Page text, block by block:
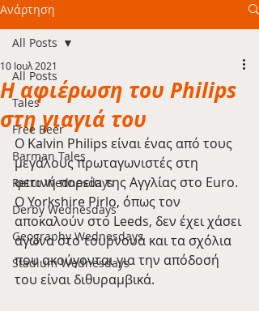
Ανάρτηση
All Posts
Tales
Free Beer
Barman Tales
Retro Wednesdays
Derby Wednesdays
Geography Wednesdays
Stadium Wednesdays
All Posts
Η αφιέρωση του Philips
στη γιαγιά του
10 Ιουλ 2021
O Kalvin Philips είναι ένας από τους
μεγάλους πρωταγωνιστές στη
φετινή πορεία της Αγγλίας στο Euro.
O Yorkshire Pirlo, όπως τον
αποκαλούν στο Leeds, δεν έχει χάσει
αγώνα στο τουρνουά και τα σχόλια
που ακούγονται για την απόδοσή
του είναι διθυραμβικά.